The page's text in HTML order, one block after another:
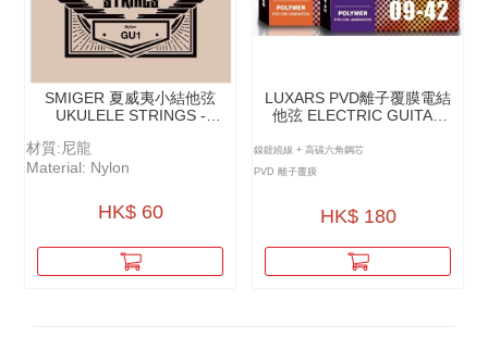
SMIGER 夏威夷小結他弦
UKULELE STRINGS -
材質:尼龍
Material: Nylon
HK$ 60
LUXARS PVD離⼦覆膜電結
他弦 ELECTRIC GUITAR
COATING - LX-E
鎳鍍繞線 + 高碳六角鋼芯
PVD 離子覆膜
HK$ 180